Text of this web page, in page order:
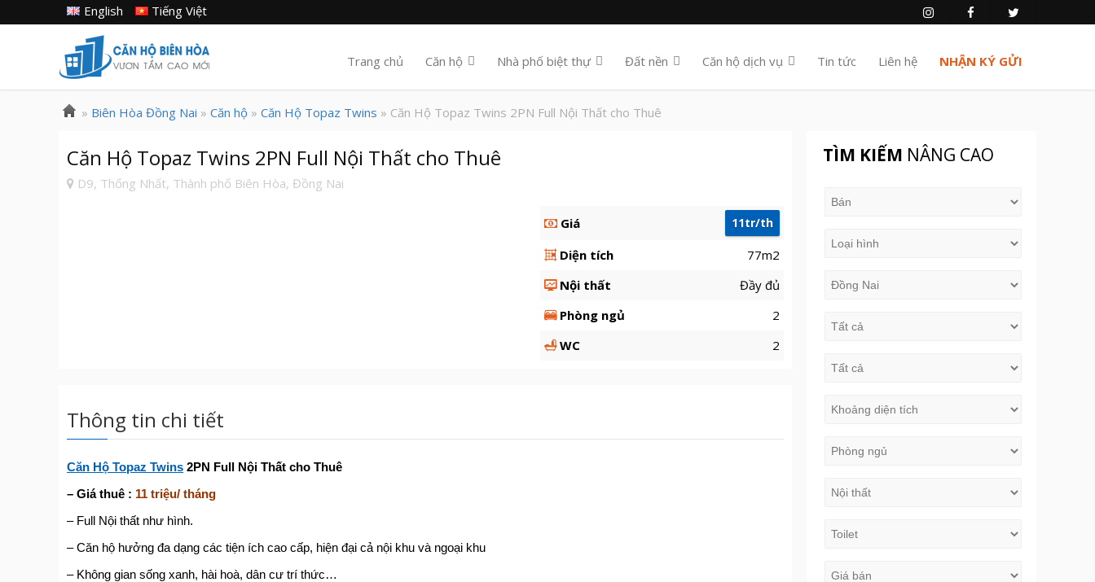
Tiếng Việt
English
Trang chủ Căn hộ Nhà phố biệt thự Đất nền Căn hộ dịch vụ Tin tức Liên hệ NHẬN KÝ GỬI
» Biên Hòa Đồng Nai » Căn hộ » Căn Hộ Topaz Twins » Căn Hộ Topaz Twins 2PN Full Nội Thất cho Thuê
Căn Hộ Topaz Twins 2PN Full Nội Thất cho Thuê
D9, Thống Nhất, Thành phố Biên Hòa, Đồng Nai
Giá 11tr/th
Diện tích
77m2
Nội thất
Đầy đủ
Phòng ngủ
2
WC
2
Thông tin chi tiết
Căn Hộ Topaz Twins 2PN Full Nội Thất cho Thuê
– Giá thuê : 11 triệu/ tháng
– Full Nội thất như hình.
– Căn hộ hưởng đa dạng các tiện ích cao cấp, hiện đại cả nội khu và ngoại khu
– Không gian sống xanh, hài hoà, dân cư trí thức…
TÌM KIẾM NÂNG CAO